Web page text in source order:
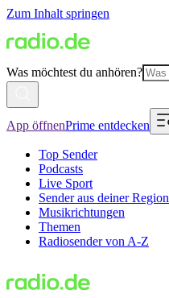
Zum Inhalt springen
Was möchtest du anhören?
App öffnenPrime entdecken
Top Sender
Podcasts
Live Sport
Sender aus deiner Region
Musikrichtungen
Themen
Radiosender von A-Z